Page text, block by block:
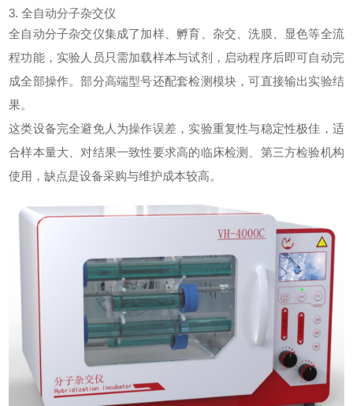
3. 全自动分子杂交仪
全自动分子杂交仪集成了加样、孵育、杂交、洗膜、显色等全流
程功能，实验人员只需加载样本与试剂，启动程序后即可自动完
成全部操作。部分高端型号还配套检测模块，可直接输出实验结
果。
这类设备完全避免人为操作误差，实验重复性与稳定性极佳，适
合样本量大、对结果一致性要求高的临床检测、第三方检验机构
使用，缺点是设备采购与维护成本较高。